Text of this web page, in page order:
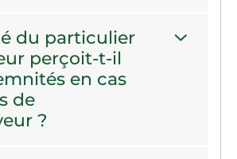
du particulier
perçoit-t-il
en cas
de
?